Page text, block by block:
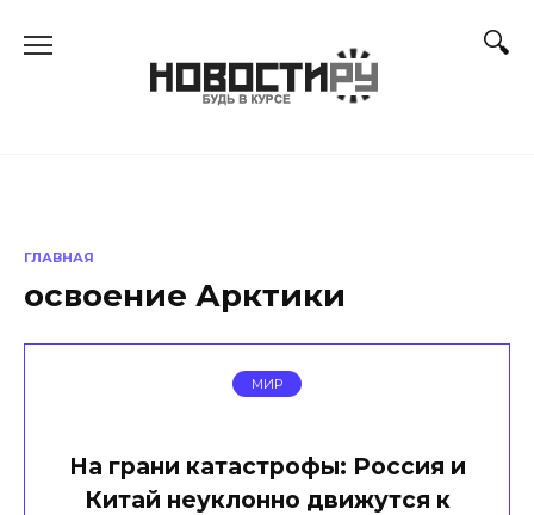
ГЛАВНАЯ
освоение Арктики
МИР
На грани катастрофы: Россия и
Китай неуклонно движутся к